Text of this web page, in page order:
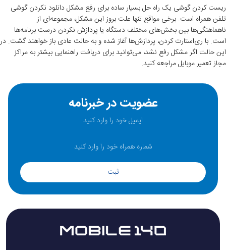
ریست کردن گوشی یک راه حل بسیار ساده برای رفع مشکل دانلود نکردن گوشی
تلفن همراه است. برخی مواقع تنها علت بروز این مشکل، مجموعه‌ای از
ناهماهنگی‌ها بین بخش‌های مختلف دستگاه یا پردازش نکردن درست برنامه‌ها
است. با ری‌استارت کردن، پردازش‌ها آغاز شده و به‌ حالت عادی باز خواهند گشت. در
این حالت اگر مشکل رفع نشد، می‌توانید برای دریافت راهنمایی بیشتر به مراکز
مجاز تعمیر موبایل مراجعه کنید.
عضویت در خبرنامه
ثبت